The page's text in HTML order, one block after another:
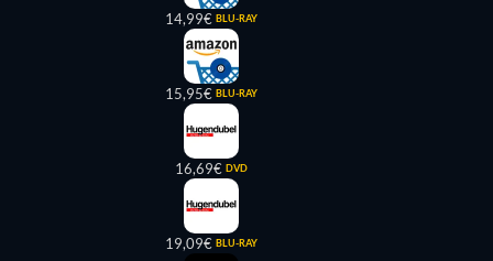
14,99€ BLU-RAY
15,95€ BLU-RAY
16,69€ DVD
19,09€ BLU-RAY